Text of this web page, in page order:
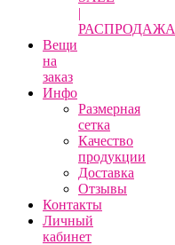
|
РАСПРОДАЖА
Вещи
на
заказ
Инфо
Размерная
сетка
Качество
продукции
Доставка
Отзывы
Контакты
Личный
кабинет